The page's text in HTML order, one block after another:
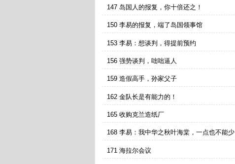
叫我什么？
147 岛国人的报复，你十倍还之！
150 李易的报复，端了岛国领事馆
153 李易：想谈判，得提前预约
156 强势谈判，咄咄逼人
159 造假高手，孙家父子
162 金队长是有能力的！
165 收购克兰造纸厂
168 李易：我中华之秋叶海棠，一点也不能少
171 海拉尔会议